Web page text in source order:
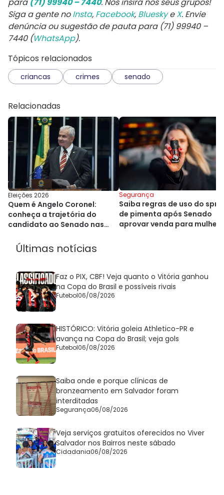
para (71) 99940 – 7440. Nos insira nos seus grupos!
Siga a gente noInsta, Facebook, BlueskyeX. Envie
denúncia ou sugestão de pauta para (71) 99940 –
7440 (WhatsApp).
Tópicos relacionados
criancas crimes senado
Relacionadas
Eleições 2026
Quem é Angelo Coronel:
conheça a trajetória do
candidato ao Senado nas
Segurança
Saiba regras de uso do
de pimenta após Senado
aprovar venda para
Últimas notícias
Faz o PIX, CBF! Veja quanto o Vitória ganhou
na Copa do Brasil e possíveis rivais
Futebol06/08/2026
HISTÓRICO: Vitória goleia Athletico-PR e
avança na Copa do Brasil; veja gols
Futebol06/08/2026
Saiba onde e porque clínicas de
bronzeamento em Salvador foram
interditadas
Segurança06/08/2026
Veja serviços gratuitos oferecidos no Viver
Salvador nos Bairros neste sábado
Cidadania06/08/2026